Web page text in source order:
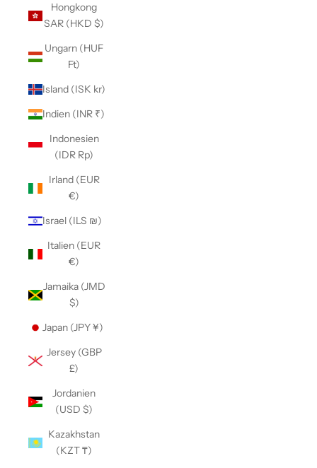
Hongkong
SAR (HKD $)
Ungarn (HUF
Ft)
Island (ISK kr)
Indien (INR ₹)
Indonesien
(IDR Rp)
Irland (EUR
€)
Israel (ILS ₪)
Italien (EUR
€)
Jamaika (JMD
$)
Japan (JPY ¥)
Jersey (GBP
£)
Jordanien
(USD $)
Kazakhstan
(KZT ₸)